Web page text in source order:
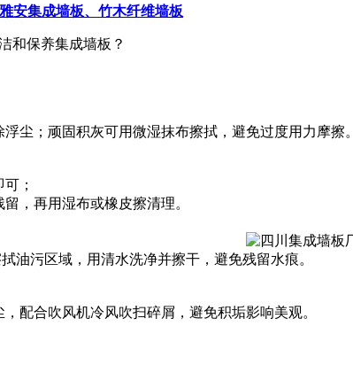
雅安集成墙板、竹木纤维墙板
和保养集成墙板？
尘；顽固积灰可用微湿抹布擦拭，避免过度用力摩擦。
；
，再用湿布或橡皮擦清理。
油污区域，用清水洗净并擦干，避免残留水痕‌。
配合吹风机冷风吹扫碎屑，避免积垢影响美观。